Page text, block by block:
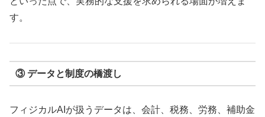
す。
③ データと制度の橋渡し
フィジカルAIが扱うデータは、会計、税務、労務、補助金